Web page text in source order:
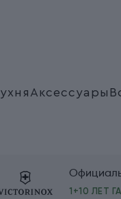
Аксессуары
1+10 ЛЕТ